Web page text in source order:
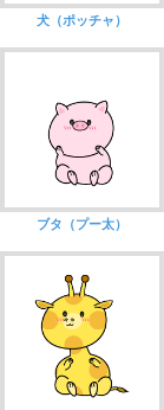
犬（ポッチャ）
ブタ（プー太）